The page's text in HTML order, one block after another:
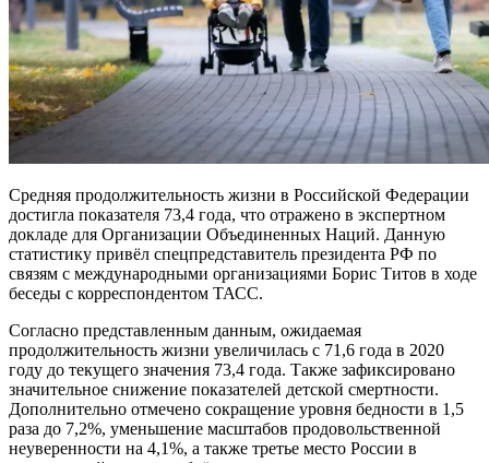
Средняя продолжительность жизни в Российской Федерации
достигла показателя 73,4 года, что отражено в экспертном
докладе для Организации Объединенных Наций. Данную
статистику привёл спецпредставитель президента РФ по
связям с международными организациями Борис Титов в ходе
беседы с корреспондентом ТАСС.
Согласно представленным данным, ожидаемая
продолжительность жизни увеличилась с 71,6 года в 2020
году до текущего значения 73,4 года. Также зафиксировано
значительное снижение показателей детской смертности.
Дополнительно отмечено сокращение уровня бедности в 1,5
раза до 7,2%, уменьшение масштабов продовольственной
неуверенности на 4,1%, а также третье место России в